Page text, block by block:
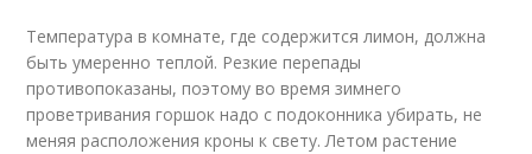
Температура в комнате, где содержится лимон, должна
быть умеренно теплой. Резкие перепады
противопоказаны, поэтому во время зимнего
проветривания горшок надо с подоконника убирать, не
меняя расположения кроны к свету. Летом растение